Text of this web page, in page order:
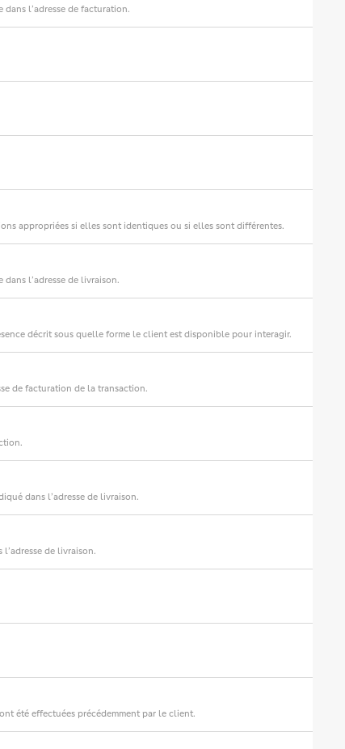
l’adresse de facturation.
appropriées si elles sont identiques ou si elles sont différentes.
l’adresse de livraison.
décrit sous quelle forme le client est disponible pour interagir.
de facturation de la transaction.
dans l’adresse de livraison.
de livraison.
été effectuées précédemment par le client.